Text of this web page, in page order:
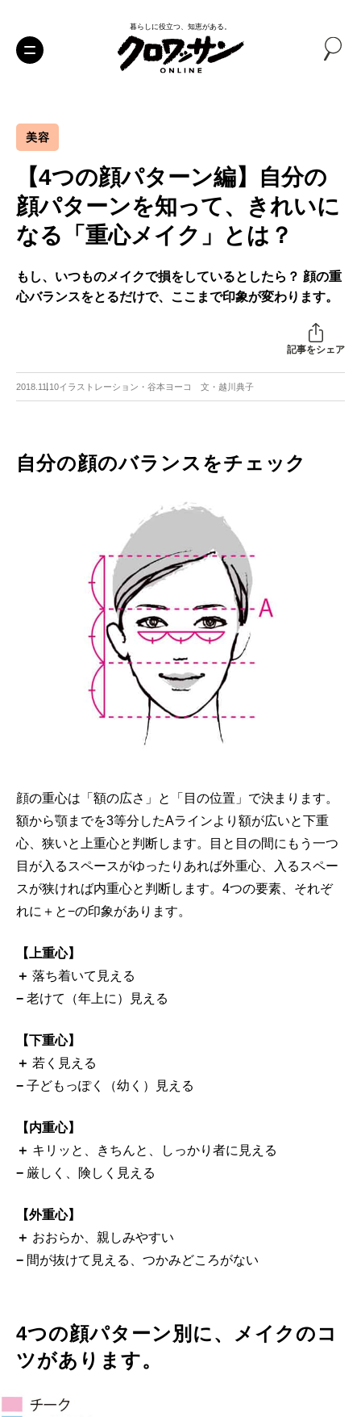
暮らしに役立つ、知恵がある。
美容
【4つの顔パターン編】自分の
顔パターンを知って、きれいに
なる「重心メイク」とは？
もし、いつものメイクで損をしているとしたら？ 顔の重
心バランスをとるだけで、ここまで印象が変わります。
記事をシェア
2018.11.10イラストレーション・谷本ヨーコ 文・越川典子
自分の顔のバランスをチェック
顔の重心は「額の広さ」と「目の位置」で決まります。
額から顎までを3等分したAラインより額が広いと下重
心、狭いと上重心と判断します。目と目の間にもう一つ
目が入るスペースがゆったりあれば外重心、入るスペー
スが狭ければ内重心と判断します。4つの要素、それぞ
れに＋と−の印象があります。
【上重心】
＋ 落ち着いて見える
− 老けて（年上に）見える
【下重心】
＋ 若く見える
− 子どもっぽく（幼く）見える
【内重心】
＋ キリッと、きちんと、しっかり者に見える
− 厳しく、険しく見える
【外重心】
＋ おおらか、親しみやすい
− 間が抜けて見える、つかみどころがない
4つの顔パターン別に、メイクのコ
ツがあります。